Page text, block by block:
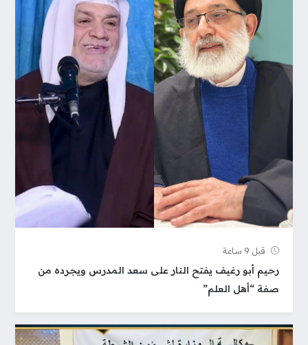
قبل 9 ساعة
رحيم أبو رغيف يفتح النار على سعد المدرس ويجرده من
صفة “أهل العلم”